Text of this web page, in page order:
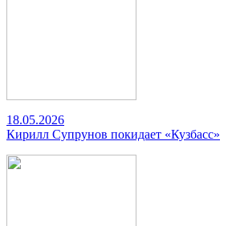
18.05.2026
Кирилл Супрунов покидает «Кузбасс»